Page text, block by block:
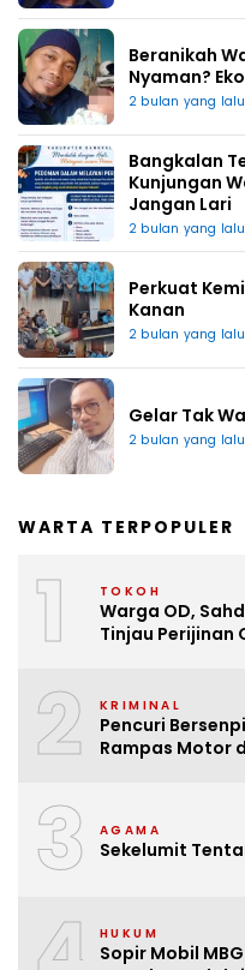
Beranikah
Nyaman?
2 bulan yang lalu
Bangkalan
Kunjungan
Jangan Lari
2 bulan yang lalu
Perkuat
Kanan
2 bulan yang lalu
Gelar Tak
2 bulan yang lalu
WARTA TERPOPULER
1 TOKOH
Warga OD,
Tinjau Perijinan
2 KRIMINAL
Pencuri
Rampas Motor
3 AGAMA
Sekelumit
HUKUM
Sopir Mobil